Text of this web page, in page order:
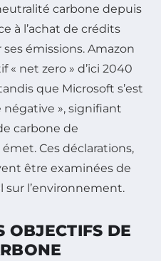
carbone depuis
à l’achat de crédits
émissions. Amazon
net zero » d’ici 2040
que Microsoft s’est
négative », signifiant
carbone de
émet. Ces déclarations,
être examinées de
sur l’environnement.
OBJECTIFS DE